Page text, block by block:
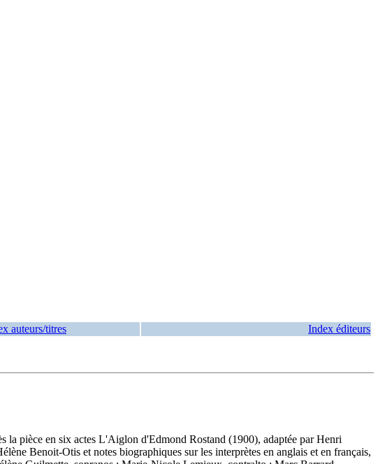
auteurs/titres Index éditeurs
pièce en six actes L'Aiglon d'Edmond Rostand (1900), adaptée par Henri
Benoit-Otis et notes biographiques sur les interprètes en anglais et en français,